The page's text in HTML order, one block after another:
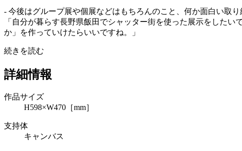
- 今後はグループ展や個展などはもちろんのこと、何か面白い取り
「自分が暮らす長野県飯田でシャッター街を使った展示をした
か」を作っていけたらいいですね。」
続きを読む
詳細情報
作品サイズ
H598×W470［mm］
支持体
キャンバス